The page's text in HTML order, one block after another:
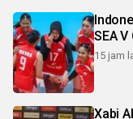
SEA V
15 jam
Xabi